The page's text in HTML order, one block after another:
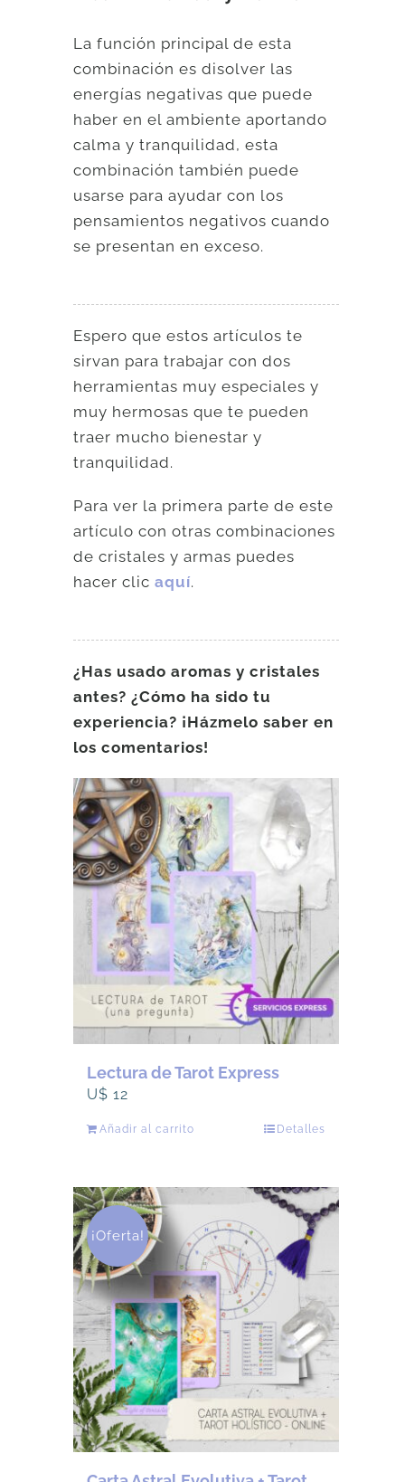
La función principal de esta
combinación es disolver las
energías negativas que puede
haber en el ambiente aportando
calma y tranquilidad, esta
combinación también puede
usarse para ayudar con los
pensamientos negativos cuando
se presentan en exceso.
Espero que estos artículos te
sirvan para trabajar con dos
herramientas muy especiales y
muy hermosas que te pueden
traer mucho bienestar y
tranquilidad.
Para ver la primera parte de este
artículo con otras combinaciones
de cristales y armas puedes
hacer clicaquí.
¿Has usado aromas y cristales
antes? ¿Cómo ha sido tu
experiencia? ¡Házmelo saber en
los comentarios!
Lectura de Tarot Express
U$12
Añadir al carrito Detalles
¡Oferta!